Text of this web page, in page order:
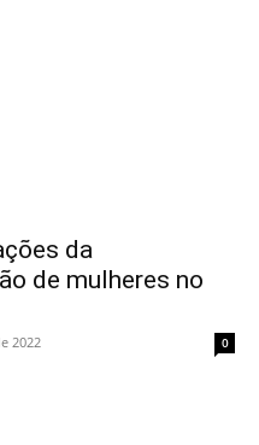
da
de mulheres no
2022 0